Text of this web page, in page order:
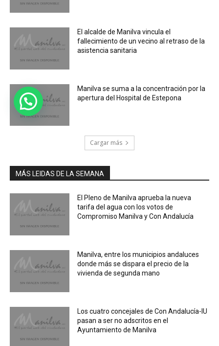
El alcalde de Manilva vincula el
fallecimiento de un vecino al retraso de la
asistencia sanitaria
Manilva se suma a la concentración por la
apertura del Hospital de Estepona
Cargar más
MÁS LEIDAS DE LA SEMANA
El Pleno de Manilva aprueba la nueva
tarifa del agua con los votos de
Compromiso Manilva y Con Andalucía
Manilva, entre los municipios andaluces
donde más se dispara el precio de la
vivienda de segunda mano
Los cuatro concejales de Con Andalucía-IU
pasan a ser no adscritos en el
Ayuntamiento de Manilva